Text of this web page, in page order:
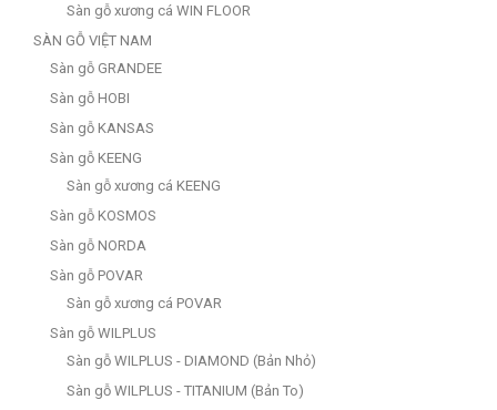
Sàn gỗ xương cá WIN FLOOR
SÀN GỖ VIỆT NAM
Sàn gỗ GRANDEE
Sàn gỗ HOBI
Sàn gỗ KANSAS
Sàn gỗ KEENG
Sàn gỗ xương cá KEENG
Sàn gỗ KOSMOS
Sàn gỗ NORDA
Sàn gỗ POVAR
Sàn gỗ xương cá POVAR
Sàn gỗ WILPLUS
Sàn gỗ WILPLUS - DIAMOND (Bản Nhỏ)
Sàn gỗ WILPLUS - TITANIUM (Bản To)